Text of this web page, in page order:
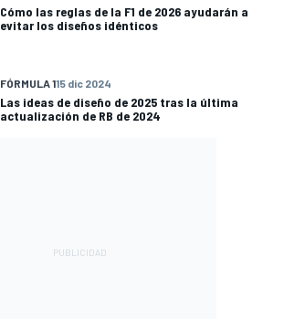
Cómo las reglas de la F1 de 2026 ayudarán a
evitar los diseños idénticos
FÓRMULA 115 dic 2024
Las ideas de diseño de 2025 tras la última
actualización de RB de 2024